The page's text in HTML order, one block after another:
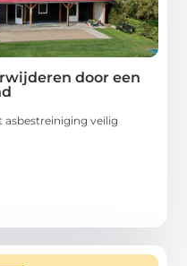
door een
asbestreiniging veilig